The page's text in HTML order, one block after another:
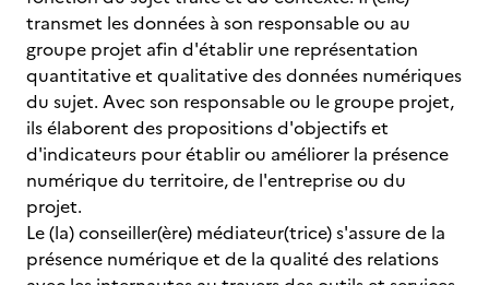
transmet les données à son responsable ou au
groupe projet afin d'établir une représentation
quantitative et qualitative des données numériques
du sujet. Avec son responsable ou le groupe projet,
ils élaborent des propositions d'objectifs et
d'indicateurs pour établir ou améliorer la présence
numérique du territoire, de l'entreprise ou du
projet.
Le (la) conseiller(ère) médiateur(trice) s'assure de la
présence numérique et de la qualité des relations